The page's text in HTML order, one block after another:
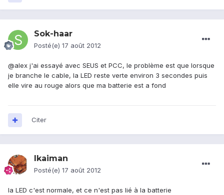
Sok-haar
Posté(e) 17 août 2012
@alex j'ai essayé avec SEUS et PCC, le problème est que lorsque
je branche le cable, la LED reste verte environ 3 secondes puis
elle vire au rouge alors que ma batterie est a fond
Citer
lkaiman
Posté(e) 17 août 2012
la LED c'est normale, et ce n'est pas lié à la batterie